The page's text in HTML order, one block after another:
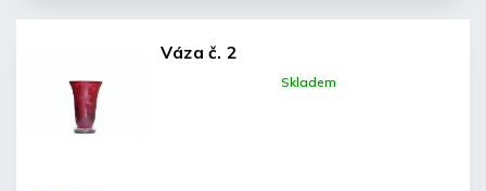
Váza č. 2
Skladem